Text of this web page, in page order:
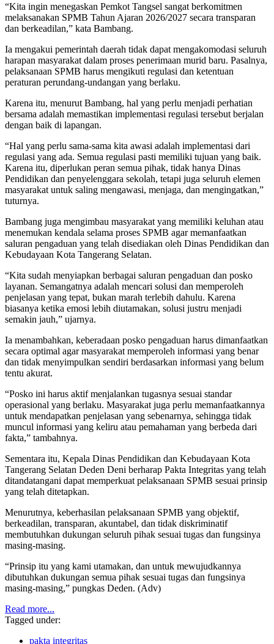
“Kita ingin menegaskan Pemkot Tangsel sangat berkomitmen
melaksanakan SPMB Tahun Ajaran 2026/2027 secara transparan
dan berkeadilan,” kata Bambang.
Ia mengakui pemerintah daerah tidak dapat mengakomodasi seluruh
harapan masyarakat dalam proses penerimaan murid baru. Pasalnya,
pelaksanaan SPMB harus mengikuti regulasi dan ketentuan
peraturan perundang-undangan yang berlaku.
Karena itu, menurut Bambang, hal yang perlu menjadi perhatian
bersama adalah memastikan implementasi regulasi tersebut berjalan
dengan baik di lapangan.
“Hal yang perlu sama-sama kita awasi adalah implementasi dari
regulasi yang ada. Semua regulasi pasti memiliki tujuan yang baik.
Karena itu, diperlukan peran semua pihak, tidak hanya Dinas
Pendidikan dan penyelenggara sekolah, tetapi juga seluruh elemen
masyarakat untuk saling mengawasi, menjaga, dan mengingatkan,”
tuturnya.
Bambang juga mengimbau masyarakat yang memiliki keluhan atau
menemukan kendala selama proses SPMB agar memanfaatkan
saluran pengaduan yang telah disediakan oleh Dinas Pendidikan dan
Kebudayaan Kota Tangerang Selatan.
“Kita sudah menyiapkan berbagai saluran pengaduan dan posko
layanan. Semangatnya adalah mencari solusi dan memperoleh
penjelasan yang tepat, bukan marah terlebih dahulu. Karena
biasanya ketika emosi lebih diutamakan, solusi justru menjadi
semakin jauh,” ujarnya.
Ia menambahkan, keberadaan posko pengaduan harus dimanfaatkan
secara optimal agar masyarakat memperoleh informasi yang benar
dan tidak menyimpulkan sendiri berdasarkan informasi yang belum
tentu akurat.
“Posko ini harus aktif menjalankan tugasnya sesuai standar
operasional yang berlaku. Masyarakat juga perlu memanfaatkannya
untuk mendapatkan penjelasan yang sebenarnya, sehingga tidak
muncul informasi yang keliru atau pemahaman yang berbeda dari
fakta,” tambahnya.
Sementara itu, Kepala Dinas Pendidikan dan Kebudayaan Kota
Tangerang Selatan Deden Deni berharap Pakta Integritas yang telah
ditandatangani dapat memperkuat pelaksanaan SPMB sesuai prinsip
yang telah ditetapkan.
Menurutnya, keberhasilan pelaksanaan SPMB yang objektif,
berkeadilan, transparan, akuntabel, dan tidak diskriminatif
membutuhkan dukungan seluruh pihak sesuai tugas dan fungsinya
masing-masing.
“Prinsip itu yang kami utamakan, dan untuk mewujudkannya
dibutuhkan dukungan semua pihak sesuai tugas dan fungsinya
masing-masing,” pungkas Deden. (Adv)
Read more...
Tagged under:
pakta integritas